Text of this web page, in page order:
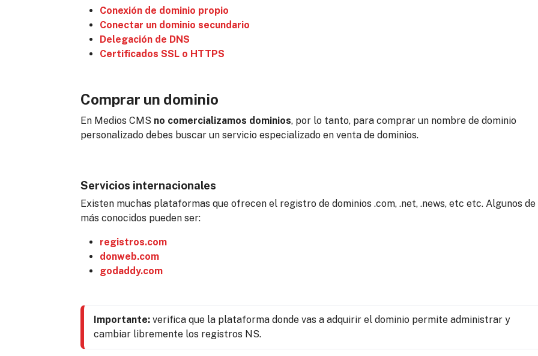
Conexión de dominio propio
Conectar un dominio secundario
Delegación de DNS
Certificados SSL o HTTPS
Comprar un dominio
En Medios CMS no comercializamos dominios, por lo tanto, para comprar un nombre de dominio
personalizado debes buscar un servicio especializado en venta de dominios.
Servicios internacionales
Existen muchas plataformas que ofrecen el registro de dominios .com, .net, .news, etc etc. Algunos de
más conocidos pueden ser:
registros.com
donweb.com
godaddy.com
Importante: verifica que la plataforma donde vas a adquirir el dominio permite administrar y
cambiar libremente los registros NS.